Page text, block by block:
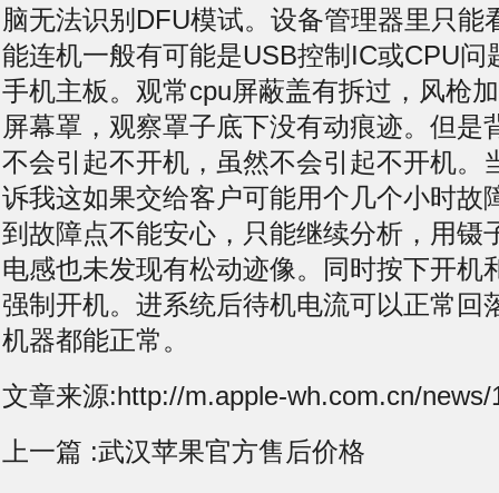
脑无法识别DFU模试。设备管理器里只能
能连机一般有可能是USB控制IC或CPU问
手机主板。观常cpu屏蔽盖有拆过，风枪
屏幕罩，观察罩子底下没有动痕迹。但是
不会引起不开机，虽然不会引起不开机。
诉我这如果交给客户可能用个几个小时故
到故障点不能安心，只能继续分析，用镊
电感也未发现有松动迹像。同时按下开机
强制开机。进系统后待机电流可以正常回
机器都能正常。
文章来源:http://m.apple-wh.com.cn/news/
上一篇 :武汉苹果官方售后价格